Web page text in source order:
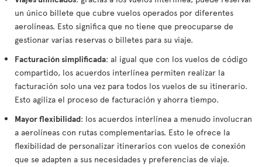
un único billete que cubre vuelos operados por diferentes
aerolíneas. Esto significa que no tiene que preocuparse de
gestionar varias reservas o billetes para su viaje.
Facturación simplificada: al igual que con los vuelos de código
compartido, los acuerdos interlínea permiten realizar la
facturación solo una vez para todos los vuelos de su itinerario.
Esto agiliza el proceso de facturación y ahorra tiempo.
Mayor flexibilidad: los acuerdos interlínea a menudo involucran
a aerolíneas con rutas complementarias. Esto le ofrece la
flexibilidad de personalizar itinerarios con vuelos de conexión
que se adapten a sus necesidades y preferencias de viaje.